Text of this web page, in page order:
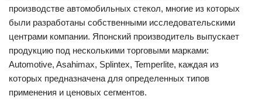
производстве автомобильных стекол, многие из которых
были разработаны собственными исследовательскими
центрами компании. Японский производитель выпускает
продукцию под несколькими торговыми марками:
Automotive, Asahimax, Splintex, Temperlite, каждая из
которых предназначена для определенных типов
применения и ценовых сегментов.